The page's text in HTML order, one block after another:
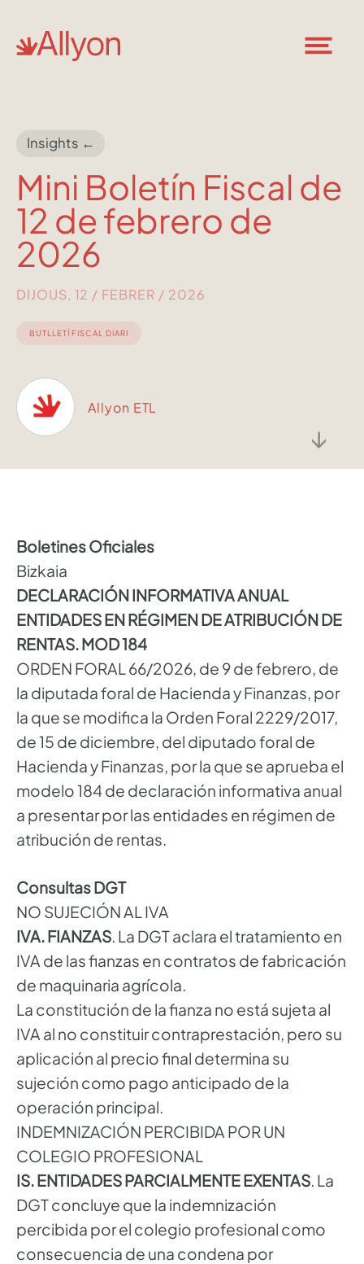
↓
Insights ←
Mini Boletín Fiscal de
12 de febrero de
2026
DIJOUS, 12 / FEBRER / 2026
BUTLLETÍ FISCAL DIARI
Allyon ETL
Boletines Oficiales
Bizkaia
DECLARACIÓN INFORMATIVA ANUAL
ENTIDADES EN RÉGIMEN DE ATRIBUCIÓN DE
RENTAS. MOD 184
ORDEN FORAL 66/2026, de 9 de febrero, de
la diputada foral de Hacienda y Finanzas, por
la que se modifica la Orden Foral 2229/2017,
de 15 de diciembre, del diputado foral de
Hacienda y Finanzas, por la que se aprueba el
modelo 184 de declaración informativa anual
a presentar por las entidades en régimen de
atribución de rentas.
Consultas DGT
NO SUJECIÓN AL IVA
IVA. FIANZAS. La DGT aclara el tratamiento en
IVA de las fianzas en contratos de fabricación
de maquinaria agrícola.
La constitución de la fianza no está sujeta al
IVA al no constituir contraprestación, pero su
aplicación al precio final determina su
sujeción como pago anticipado de la
operación principal.
INDEMNIZACIÓN PERCIBIDA POR UN
COLEGIO PROFESIONAL
IS. ENTIDADES PARCIALMENTE EXENTAS. La
DGT concluye que la indemnización
percibida por el colegio profesional como
consecuencia de una condena por